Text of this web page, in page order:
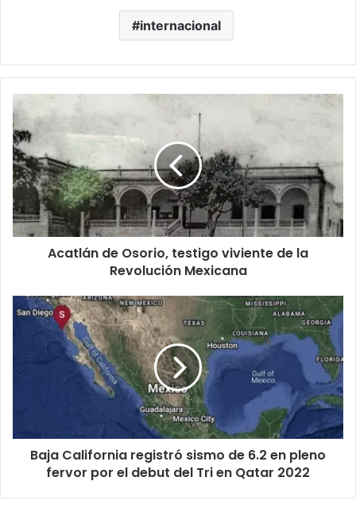
internacional
Acatlán de Osorio, testigo viviente de la
Revolución Mexicana
Baja California registró sismo de 6.2 en pleno
fervor por el debut del Tri en Qatar 2022